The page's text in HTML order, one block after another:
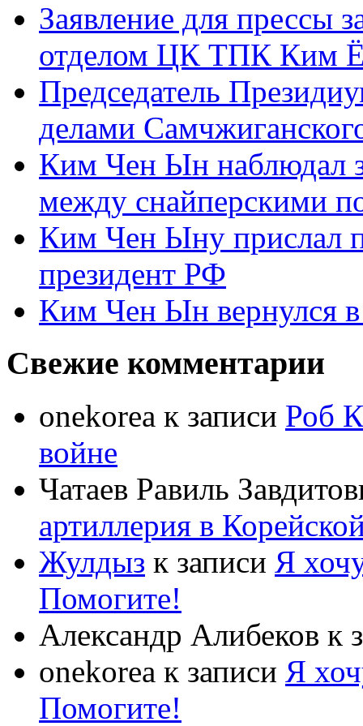
Заявление для прессы
отделом ЦК ТПК Ким
Председатель
делами
Ким Чен Ын наблюдал
между снайперскими
Ким Чен Ыну прислал
президент РФ
Ким Чен Ын вернулся
Свежие комментарии
onekorea к записи Роб
войне
Чатаев Равиль
артиллерия в
Жулдыз к записи Я
Помогите!
Александр Алибеков к
onekorea к записи Я
Помогите!